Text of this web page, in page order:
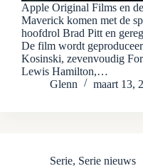
Apple Original Films en
Maverick komen met de
hoofdrol Brad Pitt en
De film wordt
Kosinski, zevenvoudig
Lewis Hamilton,…
Glenn
maart 13,
Serie, Serie nieuws